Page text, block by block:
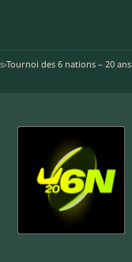
›Tournoi des 6 nations – 20 ans